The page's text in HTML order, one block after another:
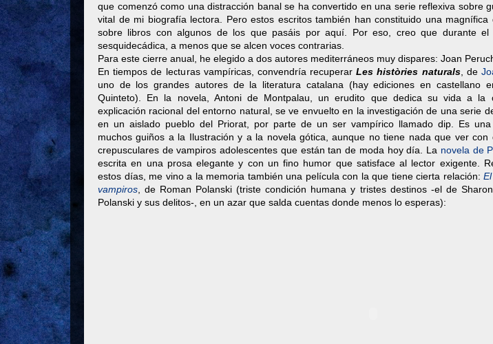
que comenzó como una distracción banal se ha convertido en una serie reflexiva sobre
vital de mi biografía lectora. Pero estos escritos también han constituido una magnífica
sobre libros con algunos de los que pasáis por aquí. Por eso, creo que durante
sesquidecádica, a menos que se alcen voces contrarias.
Para este cierre anual, he elegido a dos autores mediterráneos muy dispares: Joan
En tiempos de lecturas vampíricas, convendría recuperarLes històries naturals, de
uno de los grandes autores de la literatura catalana (hay ediciones en castellano
Quinteto). En la novela, Antoni de Montpalau, un erudito que dedica su vida a la
explicación racional del entorno natural, se ve envuelto en la investigación de una serie
en un aislado pueblo del Priorat, por parte de un ser vampírico llamado dip. Es una
muchos guiños a la Ilustración y a la novela gótica, aunque no tiene nada que ver con
crepusculares de vampiros adolescentes que están tan de moda hoy día. La novela de
escrita en una prosa elegante y con un fino humor que satisface al lector exigente.
estos días, me vino a la memoria también una película con la que tiene cierta relación:
vampiros , de Roman Polanski (triste condición humana y tristes destinos -el de
Polanski y sus delitos-, en un azar que salda cuentas donde menos lo esperas):